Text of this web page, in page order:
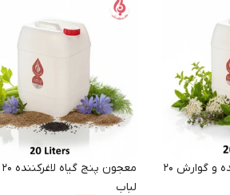
معجون هفت گیاه معده و گوارش 20
لباب